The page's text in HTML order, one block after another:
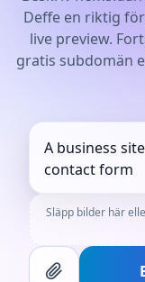
Deffe en riktig
live preview.
gratis subdomän
Släpp bilder här